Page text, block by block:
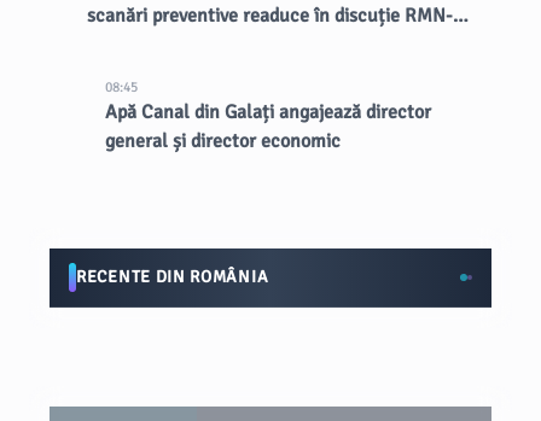
scanări preventive readuce în discuție RMN-
08:45
Apă Canal din Galați angajează director
general și director economic
RECENTE DIN ROMÂNIA